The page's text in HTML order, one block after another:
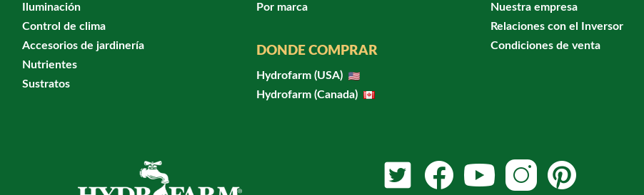
Iluminación
Control de clima
Accesorios de jardinería
Nutrientes
Sustratos
Por marca
DONDE COMPRAR
Hydrofarm (USA)
Hydrofarm (Canada)
Nuestra empresa
Relaciones con el Inversor
Condiciones de venta